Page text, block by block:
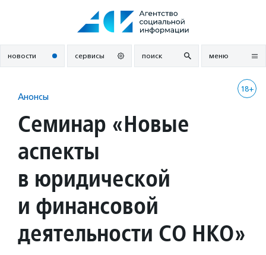
новости сервисы поиск меню
18+
Анонсы
Семинар «Новые
аспекты
в юридической
и финансовой
деятельности СО НКО»